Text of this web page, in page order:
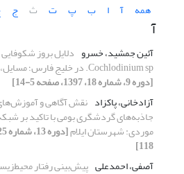
همه
آ ا ب پ ت ث ج
آ
آئین جمشید، خسرو دلایل بروز
Cochlodinium sp. در خلیج فارس؛ مسا‌یل، تهدیدها، و کنترل آن
[دوره 9، شماره 18، 1397، صفحه 5-14]
آزادخانی، پاکزاد نقش آگاهی و
جاذبه‌‌های گردشگری بومی با تاکید بر
موردی: شهرستان ایلام
118]
آصفی، احمدعلی پیش‌‌بینی رفتار